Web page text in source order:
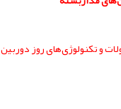
و تکنولوژی‌های روز